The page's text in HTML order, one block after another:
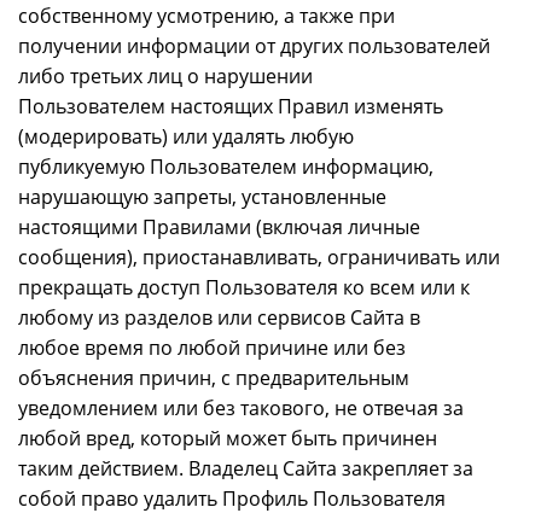
собственному усмотрению, а также при
получении информации от других пользователей
либо третьих лиц о нарушении
Пользователем настоящих Правил изменять
(модерировать) или удалять любую
публикуемую Пользователем информацию,
нарушающую запреты, установленные
настоящими Правилами (включая личные
сообщения), приостанавливать, ограничивать или
прекращать доступ Пользователя ко всем или к
любому из разделов или сервисов Сайта в
любое время по любой причине или без
объяснения причин, с предварительным
уведомлением или без такового, не отвечая за
любой вред, который может быть причинен
таким действием. Владелец Сайта закрепляет за
собой право удалить Профиль Пользователя